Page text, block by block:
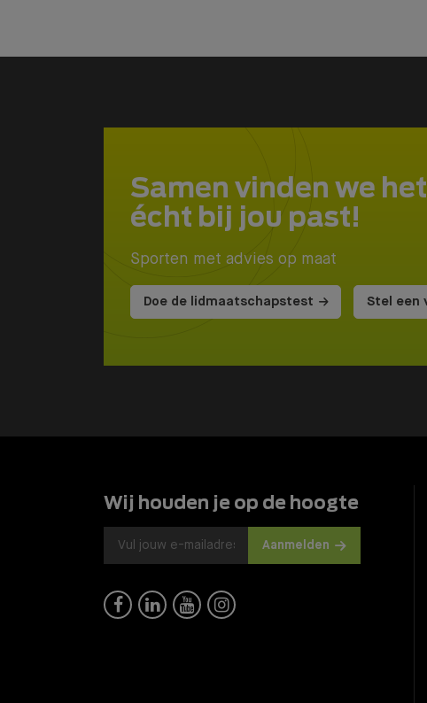
Samen vinden we
écht bij jou past!
Sporten met advies op maat
Doe de lidmaatschapstest Stel een
Wij houden je op de hoogte
Aanmelden
   